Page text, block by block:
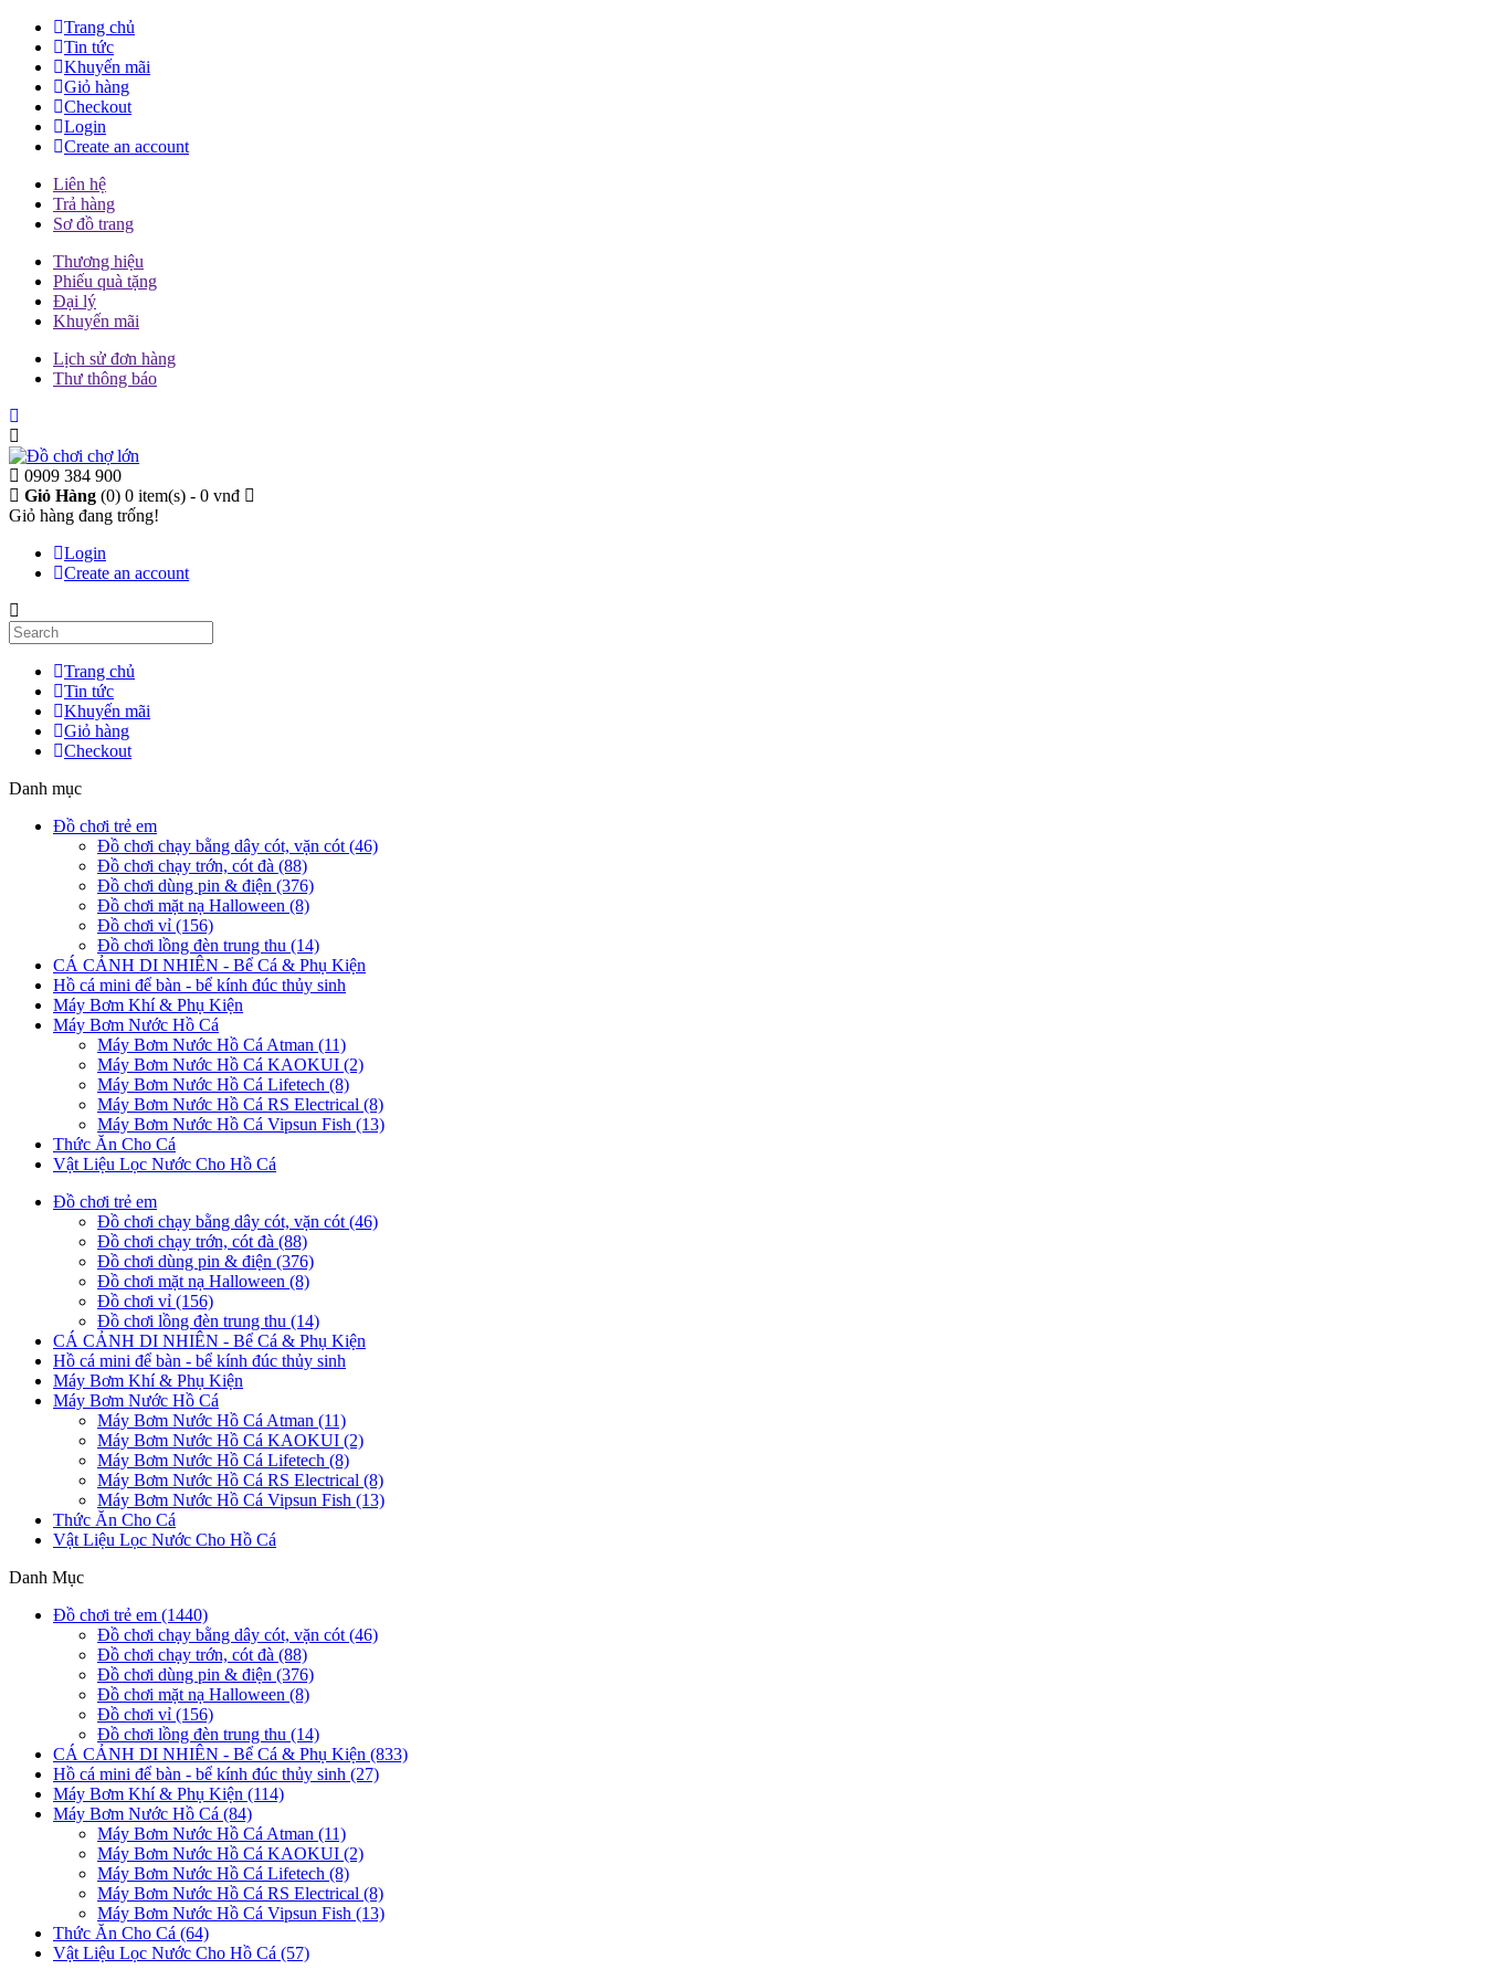
Trang chủ
Tin tức
Khuyến mãi
Giỏ hàng
Checkout
Login
Create an account
Liên hệ
Trả hàng
Sơ đồ trang
Thương hiệu
Phiếu quà tặng
Đại lý
Khuyến mãi
Lịch sử đơn hàng
Thư thông báo
0909 384 900
Giỏ Hàng (0) 0 item(s) - 0 vnđ
Giỏ hàng đang trống!
Login
Create an account
Trang chủ
Tin tức
Khuyến mãi
Giỏ hàng
Checkout
Danh mục
Đồ chơi trẻ em
Đồ chơi chạy bằng dây cót, vặn cót (46)
Đồ chơi chạy trớn, cót đà (88)
Đồ chơi dùng pin & điện (376)
Đồ chơi mặt nạ Halloween (8)
Đồ chơi vỉ (156)
Đồ chơi lồng đèn trung thu (14)
CÁ CẢNH DI NHIÊN - Bể Cá & Phụ Kiện
Hồ cá mini để bàn - bể kính đúc thủy sinh
Máy Bơm Khí & Phụ Kiện
Máy Bơm Nước Hồ Cá
Máy Bơm Nước Hồ Cá Atman (11)
Máy Bơm Nước Hồ Cá KAOKUI (2)
Máy Bơm Nước Hồ Cá Lifetech (8)
Máy Bơm Nước Hồ Cá RS Electrical (8)
Máy Bơm Nước Hồ Cá Vipsun Fish (13)
Thức Ăn Cho Cá
Vật Liệu Lọc Nước Cho Hồ Cá
Đồ chơi trẻ em
Đồ chơi chạy bằng dây cót, vặn cót (46)
Đồ chơi chạy trớn, cót đà (88)
Đồ chơi dùng pin & điện (376)
Đồ chơi mặt nạ Halloween (8)
Đồ chơi vỉ (156)
Đồ chơi lồng đèn trung thu (14)
CÁ CẢNH DI NHIÊN - Bể Cá & Phụ Kiện
Hồ cá mini để bàn - bể kính đúc thủy sinh
Máy Bơm Khí & Phụ Kiện
Máy Bơm Nước Hồ Cá
Máy Bơm Nước Hồ Cá Atman (11)
Máy Bơm Nước Hồ Cá KAOKUI (2)
Máy Bơm Nước Hồ Cá Lifetech (8)
Máy Bơm Nước Hồ Cá RS Electrical (8)
Máy Bơm Nước Hồ Cá Vipsun Fish (13)
Thức Ăn Cho Cá
Vật Liệu Lọc Nước Cho Hồ Cá
Danh Mục
Đồ chơi trẻ em (1440)
Đồ chơi chạy bằng dây cót, vặn cót (46)
Đồ chơi chạy trớn, cót đà (88)
Đồ chơi dùng pin & điện (376)
Đồ chơi mặt nạ Halloween (8)
Đồ chơi vỉ (156)
Đồ chơi lồng đèn trung thu (14)
CÁ CẢNH DI NHIÊN - Bể Cá & Phụ Kiện (833)
Hồ cá mini để bàn - bể kính đúc thủy sinh (27)
Máy Bơm Khí & Phụ Kiện (114)
Máy Bơm Nước Hồ Cá (84)
Máy Bơm Nước Hồ Cá Atman (11)
Máy Bơm Nước Hồ Cá KAOKUI (2)
Máy Bơm Nước Hồ Cá Lifetech (8)
Máy Bơm Nước Hồ Cá RS Electrical (8)
Máy Bơm Nước Hồ Cá Vipsun Fish (13)
Thức Ăn Cho Cá (64)
Vật Liệu Lọc Nước Cho Hồ Cá (57)